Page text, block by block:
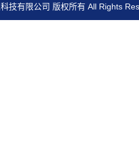
技有限公司 版权所有 All Rights